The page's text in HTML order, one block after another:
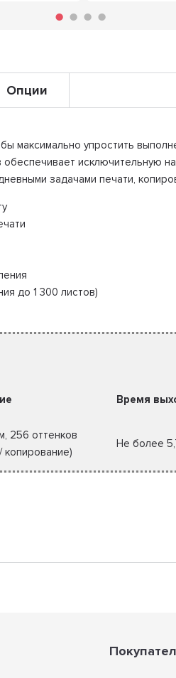
Опции
максимально упростить
обеспечивает
задачами печати,
до 1 300 листов)
Время
256 оттенков
копирование)
Не более